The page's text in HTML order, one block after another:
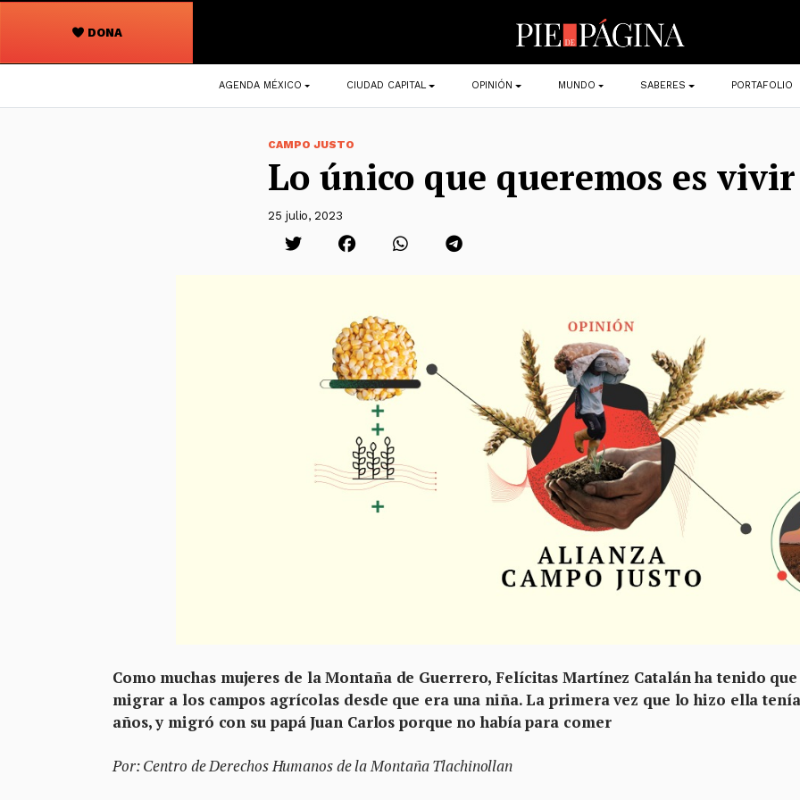
DONA
Navegación
principal
AGENDA MÉXICO CIUDAD CAPITAL OPINIÓN MUNDO SABERES PORTAFOLIO
CAMPO JUSTO
Lo único que queremos es vivir
25 julio, 2023
Como muchas mujeres de la Montaña de Guerrero, Felícitas Martínez Catalán ha tenido que
migrar a los campos agrícolas desde que era una niña. La primera vez que lo hizo ella
años, y migró con su papá Juan Carlos porque no había para comer
Por: Centro de Derechos Humanos de la Montaña Tlachinollan